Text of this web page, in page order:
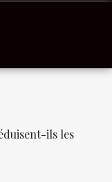
ils les